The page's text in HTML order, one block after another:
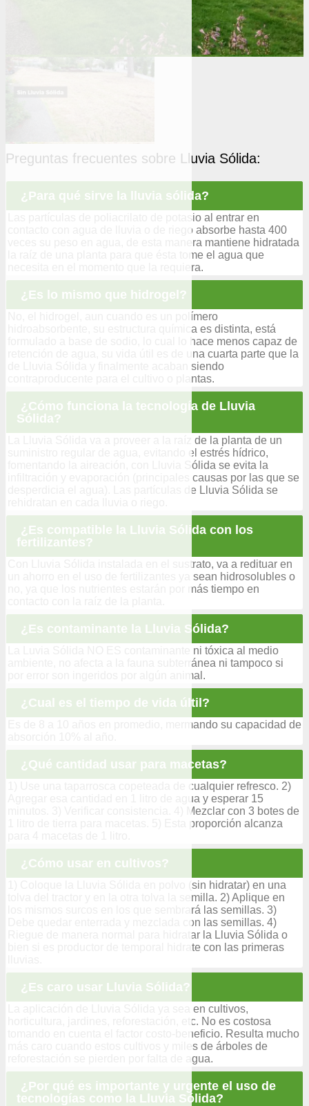
Preguntas frecuentes sobre Lluvia Sólida:
¿Para qué sirve la lluvia sólida?
Las partículas de poliacrilato de potasio al entrar en
contacto con agua de lluvia o de riego absorbe hasta 400
veces su peso en agua, de esta manera mantiene hidratada
la raíz de una planta para que ésta tome el agua que
necesita en el momento que la requiera.
¿Es lo mismo que hidrogel?
No, el hidrogel, aun cuando es un polímero
hidroabsorbente, su estructura química es distinta, está
formulado a base de sodio, lo cual lo hace menos capaz de
retención de agua, su vida útil es de una cuarta parte que la
de Lluvia Sólida y finalmente acaban siendo
contraproducente para el cultivo o plantas.
¿Cómo funciona la tecnología de Lluvia
Sólida?
La Lluvia Sólida va a proveer a la raíz de la planta de un
suministro regular de agua, evitando el estrés hídrico,
fomentando la aireación, con Lluvia Sólida se evita la
infiltración y evaporación (principales causas por las que se
desperdicia el agua). Las partículas de Lluvia Sólida se
¿Es compatible la Lluvia Sólida con los
fertilizantes?
Con Lluvia Sólida instalada en el sustrato, va a redituar en
un ahorro en el uso de fertilizantes ya sean hidrosolubles o
no, ya que los nutrientes estarán por más tiempo en
¿Es contaminante la Lluvia Sólida?
La Luvia Sólida NO ES contaminante ni tóxica al medio
ambiente, no afecta a la fauna subterránea ni tampoco si
por error son ingeridos por algún animal.
¿Cual es el tiempo de vida últil?
Es de 8 a 10 años en promedio, mermando su capacidad de
¿Qué cantidad usar para macetas?
1) Use una taparrosca copeteada de cualquier refresco. 2)
Agregar esa cantidad en 1 litro de agua y esperar 15
minutos. 3) Verificar consistencia. 4) Mezclar con 3 botes de
1 litro de tierra para macetas. 5) Esta proporción alcanza
¿Cómo usar en cultivos?
1) Coloque la Lluvia Sólida en polvo (sin hidratar) en una
tolva del tractor y en la otra tolva la semilla. 2) Aplique en
los mismos surcos en los que sembrará las semillas. 3)
Debe quedar enterrada y mezclada con las semillas. 4)
Riegue de manera normal para hidratar la Lluvia Sólida o
bien si es productor de temporal hidrate con las primeras
¿Es caro usar Lluvia Sólida?
La aplicación de Lluvia Sólida ya sea en cultivos,
horticultura, jardines, reforestación, etc. No es costosa
tomando en cuenta el factor costo-beneficio. Resulta mucho
más caro cuando estos cultivos y miles de árboles de
reforestación se pierden por falta de agua.
¿Por qué es importante y urgente el uso de
tecnologías como la Lluvia Sólida?